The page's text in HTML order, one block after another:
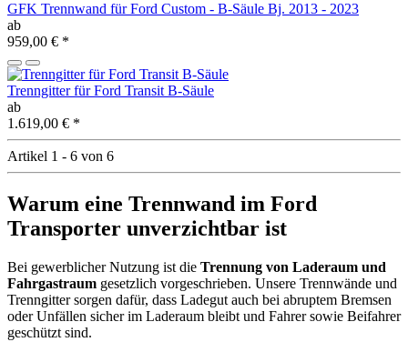
GFK Trennwand für Ford Custom - B-Säule Bj. 2013 - 2023
ab
959,00 € *
Trenngitter für Ford Transit B-Säule
ab
1.619,00 € *
Artikel 1 - 6 von 6
Warum eine Trennwand im Ford
Transporter unverzichtbar ist
Bei gewerblicher Nutzung ist die Trennung von Laderaum und
Fahrgastraum gesetzlich vorgeschrieben. Unsere Trennwände und
Trenngitter sorgen dafür, dass Ladegut auch bei abruptem Bremsen
oder Unfällen sicher im Laderaum bleibt und Fahrer sowie Beifahrer
geschützt sind.